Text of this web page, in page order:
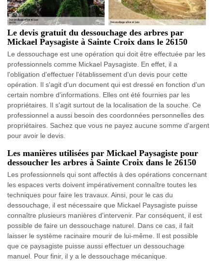
Le devis gratuit du dessouchage des arbres par
Mickael Paysagiste à Sainte Croix dans le 26150
Le dessouchage est une opération qui doit être effectuée par les
professionnels comme Mickael Paysagiste. En effet, il a
l'obligation d'effectuer l'établissement d'un devis pour cette
opération. Il s'agit d'un document qui est dressé en fonction d'un
certain nombre d'informations. Elles ont été fournies par les
propriétaires. Il s'agit surtout de la localisation de la souche. Ce
professionnel a aussi besoin des coordonnées personnelles des
propriétaires. Sachez que vous ne payez aucune somme d'argent
pour avoir le devis.
Les manières utilisées par Mickael Paysagiste pour
dessoucher les arbres à Sainte Croix dans le 26150
Les professionnels qui sont affectés à des opérations concernant
les espaces verts doivent impérativement connaître toutes les
techniques pour faire les travaux. Ainsi, pour le cas du
dessouchage, il est nécessaire que Mickael Paysagiste puisse
connaître plusieurs manières d'intervenir. Par conséquent, il est
possible de faire un dessouchage naturel. Dans ce cas, il fait
laisser le système racinaire mourir de lui-même. Il est possible
que ce paysagiste puisse aussi effectuer un dessouchage
manuel. Pour finir, il y a le dessouchage mécanique.